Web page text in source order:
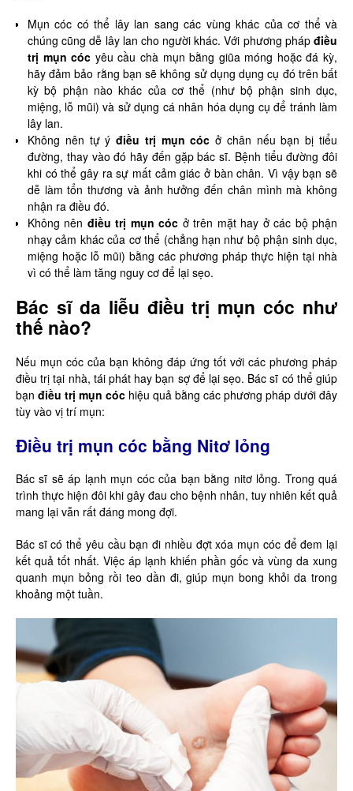
Mụn cóc có thể lây lan sang các vùng khác của cơ thể và
chúng cũng dễ lây lan cho người khác. Với phương pháp điều
trị mụn cóc yêu cầu chà mụn bằng giũa móng hoặc đá kỳ,
hãy đảm bảo rằng bạn sẽ không sử dụng dụng cụ đó trên bất
kỳ bộ phận nào khác của cơ thể (như bộ phận sinh dục,
miệng, lỗ mũi) và sử dụng cá nhân hóa dụng cụ để tránh làm
lây lan.
Không nên tự ýđiều trị mụn cóc ở chân nếu bạn bị tiểu
đường, thay vào đó hãy đến gặp bác sĩ. Bệnh tiểu đường đôi
khi có thể gây ra sự mất cảm giác ở bàn chân. Vì vậy bạn sẽ
dễ làm tổn thương và ảnh hưởng đến chân mình mà không
nhận ra điều đó.
Không nên điều trị mụn cóc ở trên mặt hay ở các bộ phận
nhạy cảm khác của cơ thể (chẳng hạn như bộ phận sinh dục,
miệng hoặc lỗ mũi) bằng các phương pháp thực hiện tại nhà
vì có thể làm tăng nguy cơ để lại sẹo.
Bác sĩ da liễu điều trị mụn cóc như
thế nào?
Nếu mụn cóc của bạn không đáp ứng tốt với các phương pháp
điều trị tại nhà, tái phát hay bạn sợ để lại sẹo. Bác sĩ có thể giúp
bạn điều trị mụn cóc hiệu quả bằng các phương pháp dưới đây
tùy vào vị trí mụn:
Điều trị mụn cóc bằng Nitơ lỏng
Bác sĩ sẽ áp lạnh mụn cóc của bạn bằng nitơ lỏng. Trong quá
trình thực hiện đôi khi gây đau cho bệnh nhân, tuy nhiên kết quả
mang lại vẫn rất đáng mong đợi.
Bác sĩ có thể yêu cầu bạn đi nhiều đợt xóa mụn cóc để đem lại
kết quả tốt nhất. Việc áp lạnh khiến phần gốc và vùng da xung
quanh mụn bỏng rồi teo dần đi, giúp mụn bong khỏi da trong
khoảng một tuần.